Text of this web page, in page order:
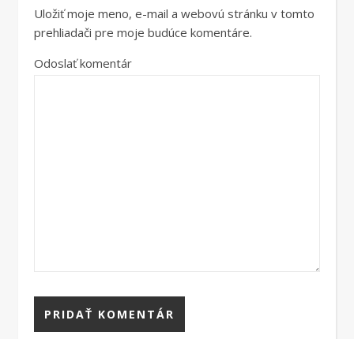
Uložiť moje meno, e-mail a webovú stránku v tomto
prehliadači pre moje budúce komentáre.
Odoslať komentár